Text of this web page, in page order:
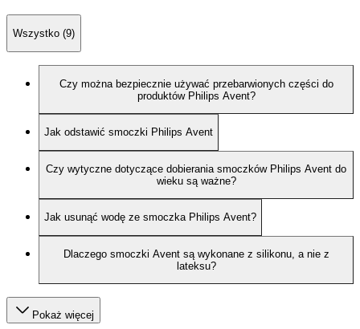
Wszystko (9)
Czy można bezpiecznie używać przebarwionych części do
produktów Philips Avent?
Jak odstawić smoczki Philips Avent
Czy wytyczne dotyczące dobierania smoczków Philips Avent do
wieku są ważne?
Jak usunąć wodę ze smoczka Philips Avent?
Dlaczego smoczki Avent są wykonane z silikonu, a nie z
lateksu?
Pokaż więcej